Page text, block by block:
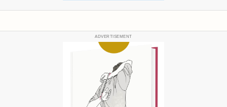
ADVERTISEMENT